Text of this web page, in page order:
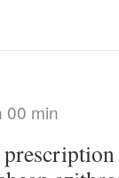
00 min
prescription